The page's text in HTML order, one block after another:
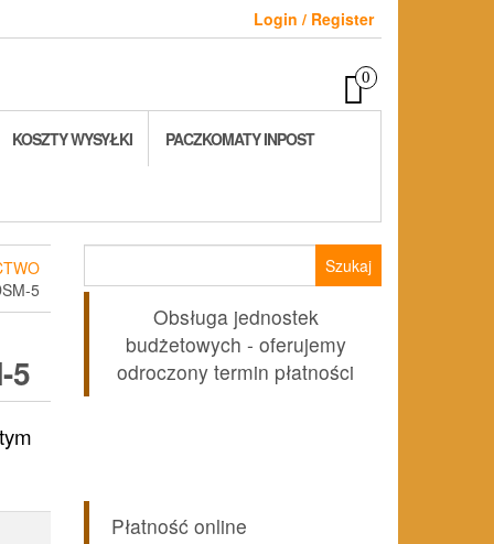
Login / Register
0
KOSZTY WYSYŁKI PACZKOMATY INPOST
5
5
Obsługa jednostek
budżetowych - oferujemy
odroczony termin płatności
Płatność online